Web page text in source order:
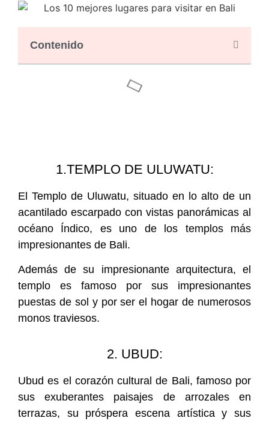
Contenido
1.TEMPLO DE ULUWATU:
El Templo de Uluwatu, situado en lo alto de un
acantilado escarpado con vistas panorámicas al
océano Índico, es uno de los templos más
impresionantes de Bali.
Además de su impresionante arquitectura, el
templo es famoso por sus impresionantes
puestas de sol y por ser el hogar de numerosos
monos traviesos.
2. UBUD:
Ubud es el corazón cultural de Bali, famoso por
sus exuberantes paisajes de arrozales en
terrazas, su próspera escena artística y sus